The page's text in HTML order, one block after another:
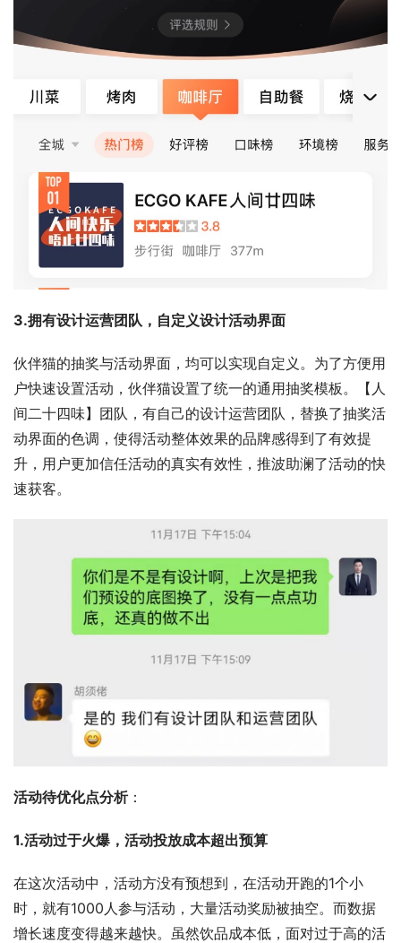
3.拥有设计运营团队，自定义设计活动界面
伙伴猫的抽奖与活动界面，均可以实现自定义。为了方便用
户快速设置活动，伙伴猫设置了统一的通用抽奖模板。【人
间二十四味】团队，有自己的设计运营团队，替换了抽奖活
动界面的色调，使得活动整体效果的品牌感得到了有效提
升，用户更加信任活动的真实有效性，推波助澜了活动的快
速获客。
活动待优化点分析：
1.活动过于火爆，活动投放成本超出预算
在这次活动中，活动方没有预想到，在活动开跑的1个小
时，就有1000人参与活动，大量活动奖励被抽空。而数据
增长速度变得越来越快。虽然饮品成本低，面对过于高的活